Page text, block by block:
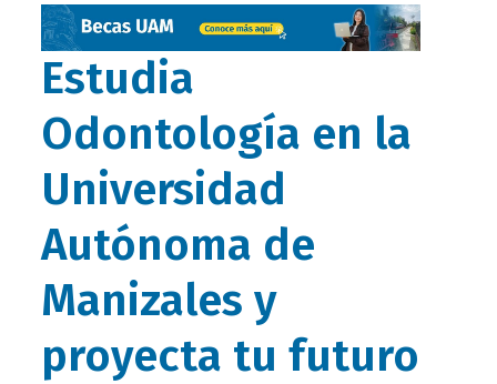
Estudia
Odontología en la
Universidad
Autónoma de
Manizales y
proyecta tu futuro